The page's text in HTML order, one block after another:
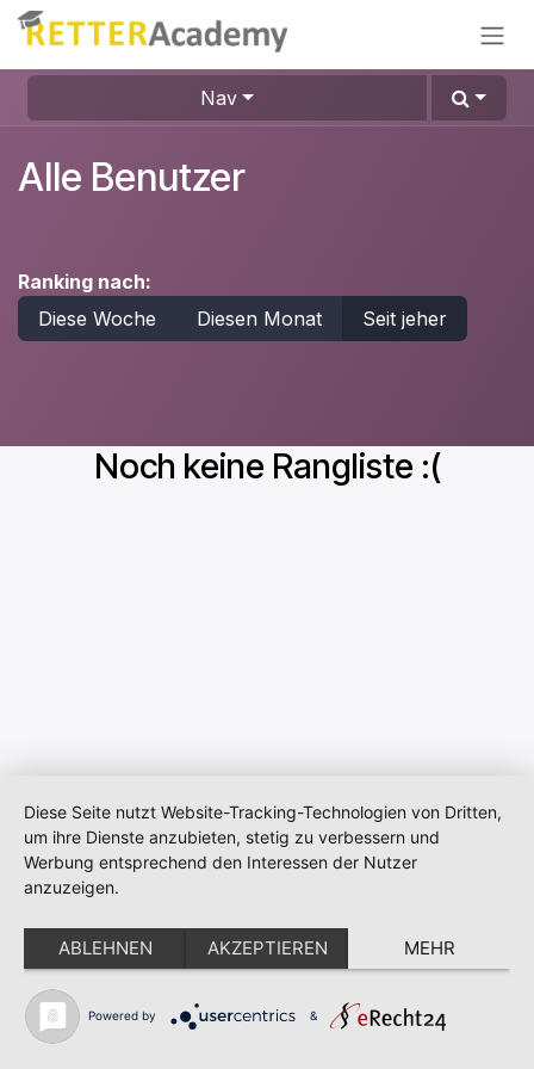
Zum Inhalt springen
Nav
Alle Benutzer
Ranking nach:
Diese Woche
Diesen Monat Seit jeher
Noch keine Rangliste :(
Startseite Kontakt Impressum
RESCUE DIGITAL Systems GmbH
Heilbronner Str. 30
74363 Güglingen
Diese Seite nutzt Website-Tracking-Technologien von Dritten,
um ihre Dienste anzubieten, stetig zu verbessern und
Werbung entsprechend den Interessen der Nutzer
anzuzeigen.
ABLEHNEN AKZEPTIEREN MEHR
Powered by &